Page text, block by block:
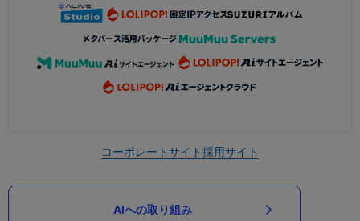
コーポレートサイト採用サイト
AIへの取り組み